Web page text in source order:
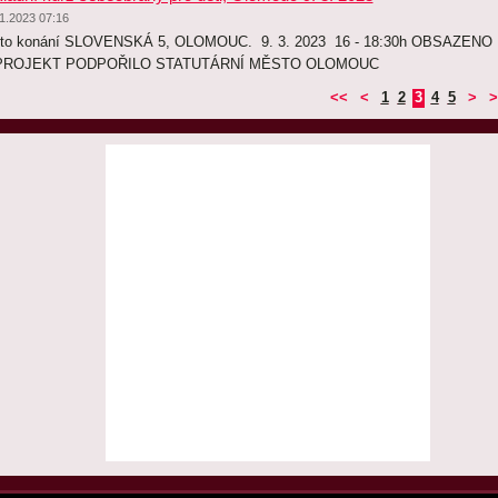
07:16
konání SLOVENSKÁ 5, OLOMOUC. 9. 3. 2023 16 - 18:30h OBSAZENO
PODPOŘILO STATUTÁRNÍ MĚSTO OLOMOUC
<<
< 1 2 3 4 5 >